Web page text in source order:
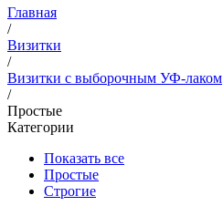
Главная
/
Визитки
/
Визитки с выборочным УФ-лаком
/
Простые
Категории
Показать все
Простые
Строгие